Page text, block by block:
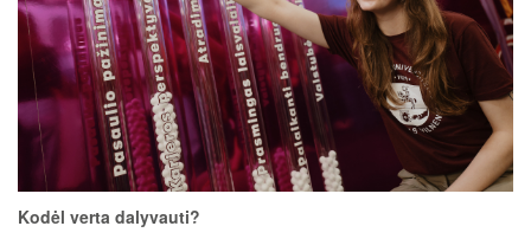
Kodėl verta dalyvauti?